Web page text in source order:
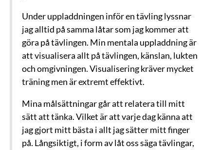
Under uppladdningen inför en tävling lyssnar
jag alltid på samma låtar som jag kommer att
göra på tävlingen. Min mentala uppladdning är
att visualisera allt på tävlingen, känslan, lukten
och omgivningen. Visualisering kräver mycket
träning men är extremt effektivt.
Mina målsättningar går att relatera till mitt
sätt att tänka. Vilket är att varje dag känna att
jag gjort mitt bästa i allt jag sätter mitt finger
på. Långsiktigt, i form av låt oss säga tävlingar,